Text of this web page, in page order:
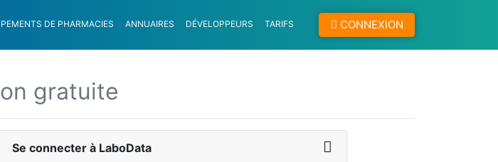
CONNEXION
DE PHARMACIES ANNUAIRES DÉVELOPPEURS TARIFS
gratuite
Se connecter à LaboData